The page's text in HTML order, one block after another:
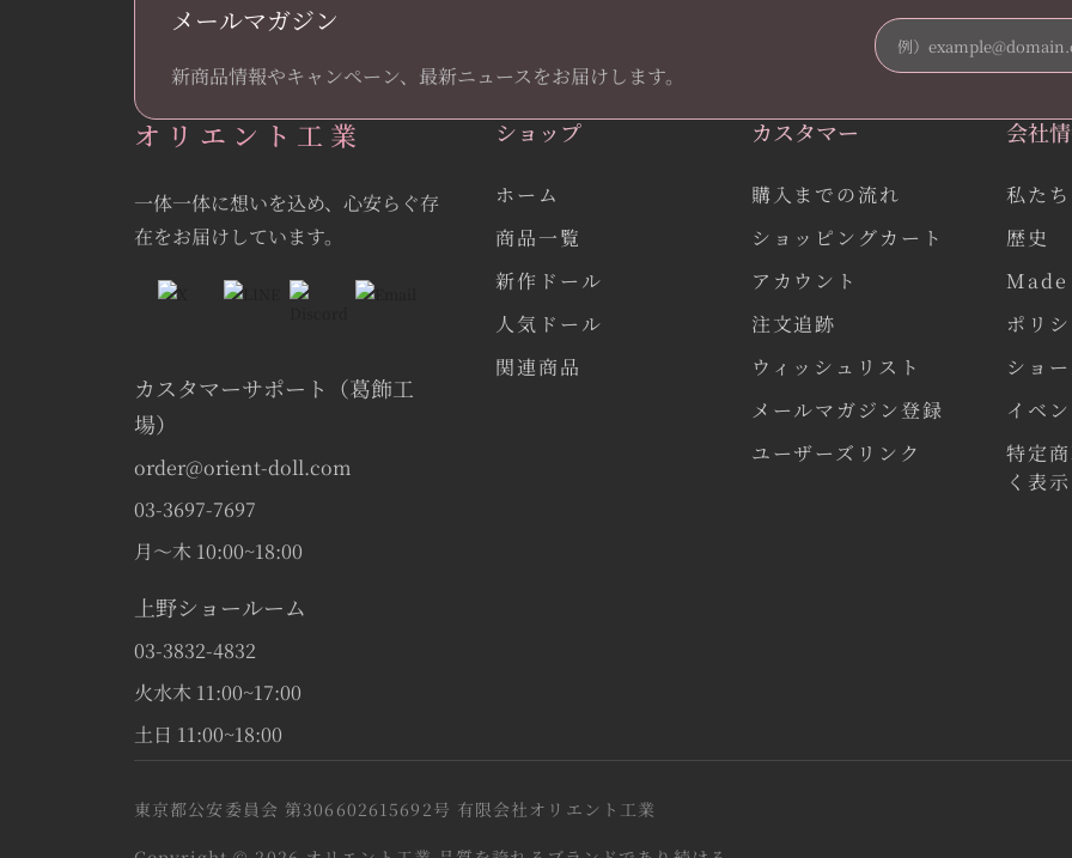
メールマガジン
新商品情報やキャンペーン、最新ニュースをお届けします。
オリエント工業
一体一体に想いを込め、心安らぐ存
在をお届けしています。
カスタマーサポート（葛飾工
場）
order@orient-doll.com
03-3697-7697
月〜木 10:00~18:00
上野ショールーム
03-3832-4832
火水木 11:00~17:00
土日 11:00~18:00
ショップ
ホーム
商品一覧
新作ドール
人気ドール
関連商品
カスタマー
購入までの流れ
ショッピングカート
アカウント
注文追跡
ウィッシュリスト
メールマガジン登録
ユーザーズリンク
会社
私た
歴史
ポリ
ショ
イベ
特定
く表示
東京都公安委員会 第306602615692号 有限会社オリエント工業